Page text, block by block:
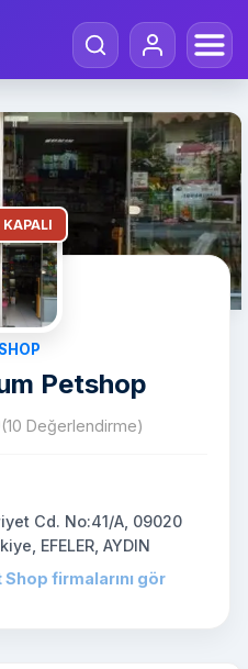
KAPALI
Petshop
(10 Değerlendirme)
Cd. No:41/A, 09020
EFELER, AYDIN
firmalarını gör